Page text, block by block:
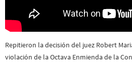
Repitieron la decisión del juez Robert
violación de la Octava Enmienda de la